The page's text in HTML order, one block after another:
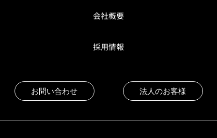
会社概要
採用情報
お問い合わせ 法人のお客様